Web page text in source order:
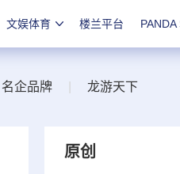
文娱体育 楼兰平台
名企品牌 龙游天下
原创